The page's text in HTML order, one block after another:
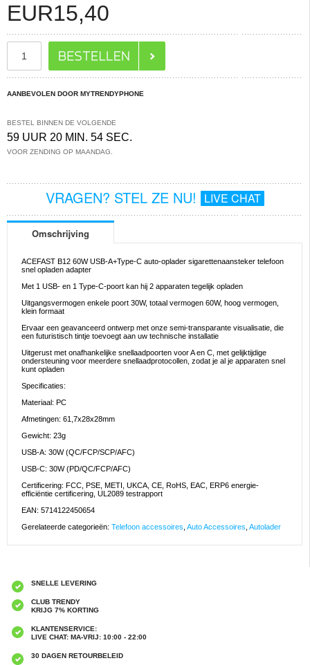
EUR15,40
AANBEVOLEN DOOR MYTRENDYPHONE
BESTEL BINNEN DE VOLGENDE
59 UUR 20 MIN. 53 SEC.
VOOR ZENDING OP MAANDAG.
VRAGEN? STEL ZE NU! LIVE CHAT
Omschrijving
ACEFAST B12 60W USB-A+Type-C auto-oplader sigarettenaansteker telefoon
snel opladen adapter
Met 1 USB- en 1 Type-C-poort kan hij 2 apparaten tegelijk opladen
Uitgangsvermogen enkele poort 30W, totaal vermogen 60W, hoog vermogen,
klein formaat
Ervaar een geavanceerd ontwerp met onze semi-transparante visualisatie, die
een futuristisch tintje toevoegt aan uw technische installatie
Uitgerust met onafhankelijke snellaadpoorten voor A en C, met gelijktijdige
ondersteuning voor meerdere snellaadprotocollen, zodat je al je apparaten snel
kunt opladen
Specificaties:
Materiaal: PC
Afmetingen: 61,7x28x28mm
Gewicht: 23g
USB-A: 30W (QC/FCP/SCP/AFC)
USB-C: 30W (PD/QC/FCP/AFC)
Certificering: FCC, PSE, METI, UKCA, CE, RoHS, EAC, ERP6 energie-
efficiëntie certificering, UL2089 testrapport
EAN: 5714122450654
Gerelateerde categorieën: Telefoon accessoires Auto Accessoires Autolader
SNELLE LEVERING
CLUB TRENDY
KRIJG 7% KORTING
KLANTENSERVICE:
LIVE CHAT: MA-VRIJ: 10:00 - 22:00
30 DAGEN RETOURBELEID